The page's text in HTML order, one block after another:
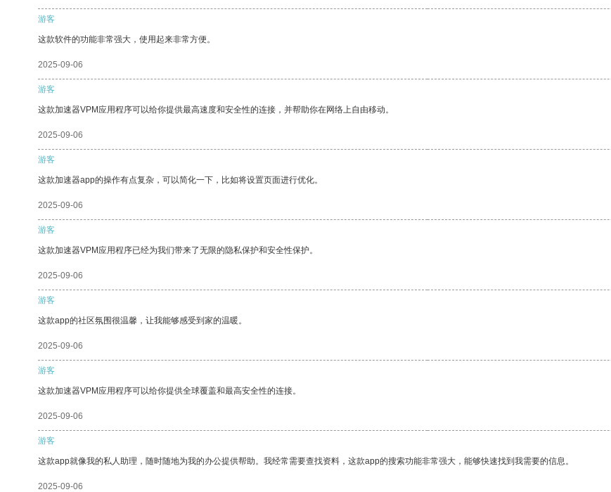
游客
这款软件的功能非常强大，使用起来非常方便。
2025-09-06
游客
这款加速器VPM应用程序可以给你提供最高速度和安全性的连接，并帮助你在网络上自由移动。
2025-09-06
游客
这款加速器app的操作有点复杂，可以简化一下，比如将设置页面进行优化。
2025-09-06
游客
这款加速器VPM应用程序已经为我们带来了无限的隐私保护和安全性保护。
2025-09-06
游客
这款app的社区氛围很温馨，让我能够感受到家的温暖。
2025-09-06
游客
这款加速器VPM应用程序可以给你提供全球覆盖和最高安全性的连接。
2025-09-06
游客
这款app就像我的私人助理，随时随地为我的办公提供帮助。我经常需要查找资料，这款app的搜索功能非常强大，能够快速找到我需要的信息。
2025-09-06